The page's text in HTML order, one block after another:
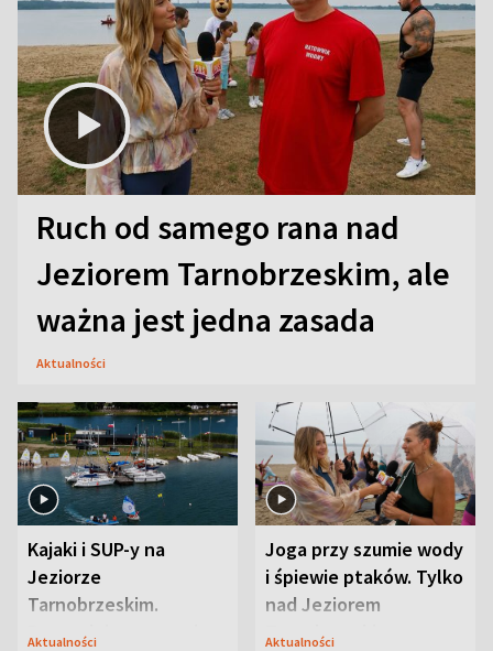
Ruch od samego rana nad
Jeziorem Tarnobrzeskim, ale
ważna jest jedna zasada
Aktualności
Kajaki i SUP-y na
Jeziorze
Tarnobrzeskim.
Przyrodnicy zwracają
Aktualności
Joga przy szumie wody
i śpiewie ptaków. Tylko
nad Jeziorem
Tarnobrzeskim
Aktualności